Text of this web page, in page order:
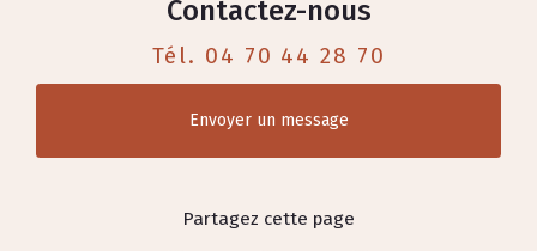
Contactez-nous
Tél. 04 70 44 28 70
Envoyer un message
Partagez cette page